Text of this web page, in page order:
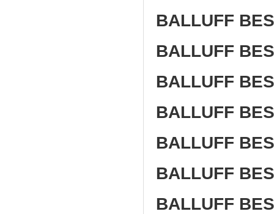
BALLUFF
BALLUFF
BALLUFF
BALLUFF
BALLUFF
BALLUFF
BALLUFF